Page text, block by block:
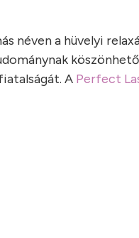
néven a hüvelyi
A Perfect